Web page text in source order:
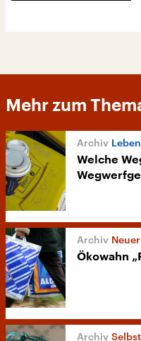
Mehr zum
Welche
Ökowahn